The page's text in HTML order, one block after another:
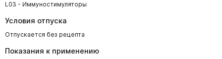
L03 - Иммуностимуляторы
Условия отпуска
Отпускается без рецепта
Показания к применению